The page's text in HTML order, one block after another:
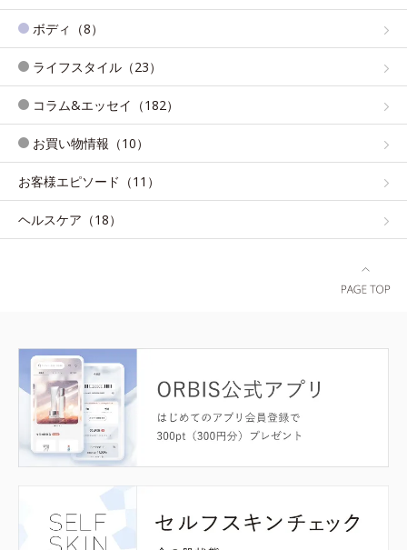
ボディ（8）
ライフスタイル（23）
コラム&エッセイ（182）
お買い物情報（10）
お客様エピソード（11）
ヘルスケア（18）